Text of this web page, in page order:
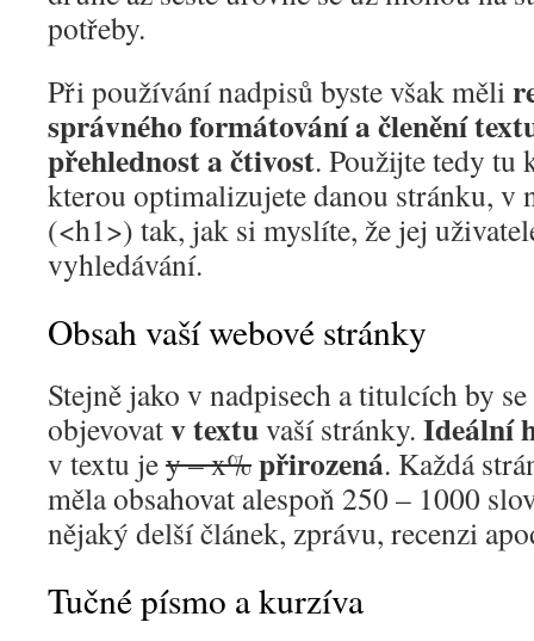
potřeby.
Při používání nadpisů byste však měli
správného formátování a členění
přehlednost a čtivost. Použijte tedy
kterou optimalizujete danou stránku, v
(<h1>) tak, jak si myslíte, že jej
vyhledávání.
Obsah vaší webové stránky
Stejně jako v nadpisech a titulcích by
objevovatv textuvaší stránky. Ideální
v textu jey – x%přirozená. Každá
měla obsahovat alespoň 250 – 1000
nějaký delší článek, zprávu, recenzi
Tučné písmo a kurzíva